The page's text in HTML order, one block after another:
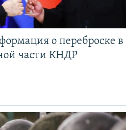
о переброске в
части КНДР